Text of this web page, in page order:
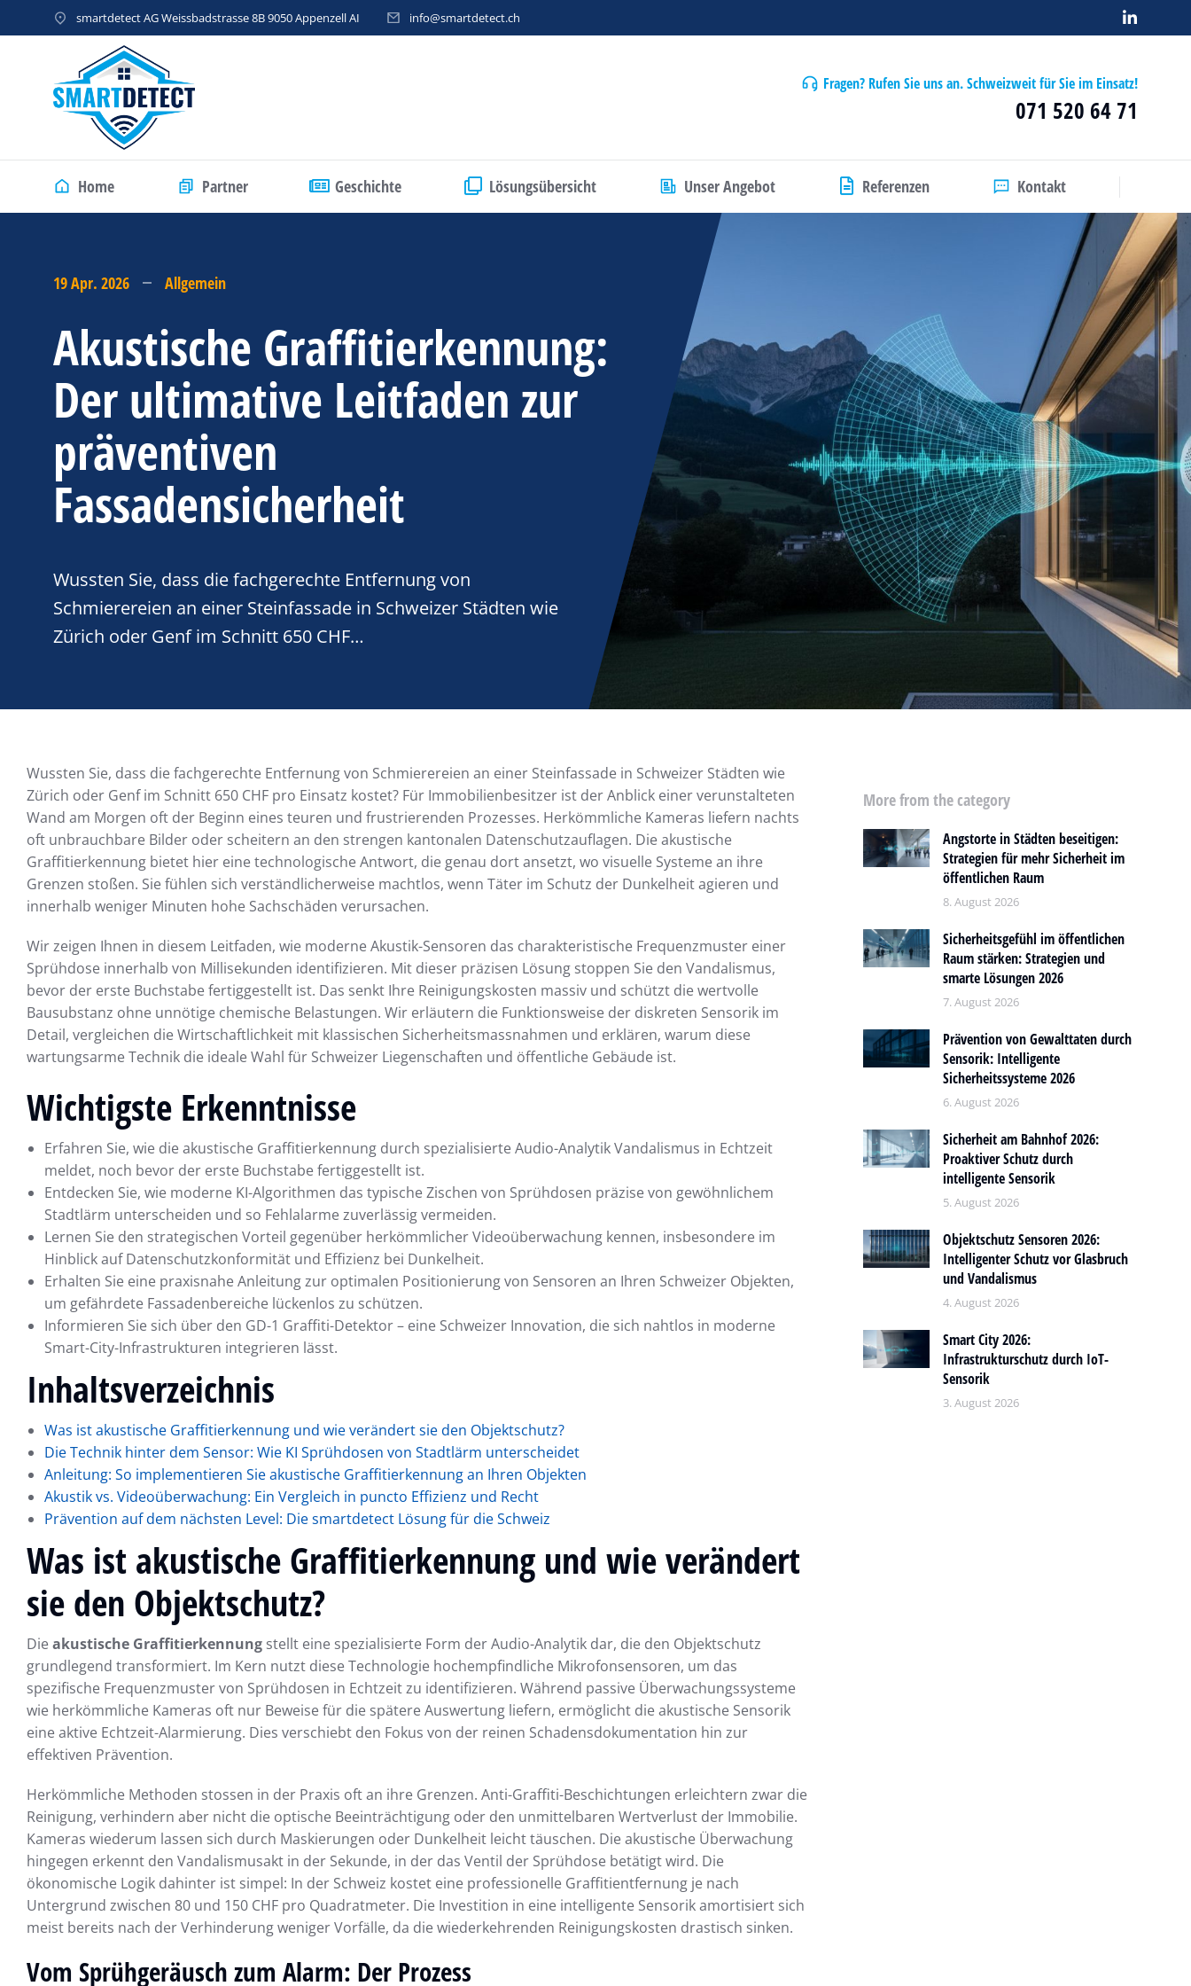
smartdetect AG Weissbadstrasse 8B 9050 Appenzell AI info@smartdetect.ch
Fragen? Rufen Sie uns an. Schweizweit für Sie im Einsatz!
071 520 64 71
Home Partner Geschichte Lösungsübersicht Unser Angebot Referenzen Kontakt
19 Apr. 2026 Allgemein
Akustische Graffitierkennung:
Der ultimative Leitfaden zur
präventiven
Fassadensicherheit
Wussten Sie, dass die fachgerechte Entfernung von
Schmierereien an einer Steinfassade in Schweizer Städten wie
Zürich oder Genf im Schnitt 650 CHF…
Wussten Sie, dass die fachgerechte Entfernung von Schmierereien an einer Steinfassade in Schweizer Städten wie
Zürich oder Genf im Schnitt 650 CHF pro Einsatz kostet? Für Immobilienbesitzer ist der Anblick einer verunstalteten
Wand am Morgen oft der Beginn eines teuren und frustrierenden Prozesses. Herkömmliche Kameras liefern nachts
oft unbrauchbare Bilder oder scheitern an den strengen kantonalen Datenschutzauflagen. Die akustische
Graffitierkennung bietet hier eine technologische Antwort, die genau dort ansetzt, wo visuelle Systeme an ihre
Grenzen stoßen. Sie fühlen sich verständlicherweise machtlos, wenn Täter im Schutz der Dunkelheit agieren und
innerhalb weniger Minuten hohe Sachschäden verursachen.
Wir zeigen Ihnen in diesem Leitfaden, wie moderne Akustik-Sensoren das charakteristische Frequenzmuster einer
Sprühdose innerhalb von Millisekunden identifizieren. Mit dieser präzisen Lösung stoppen Sie den Vandalismus,
bevor der erste Buchstabe fertiggestellt ist. Das senkt Ihre Reinigungskosten massiv und schützt die wertvolle
Bausubstanz ohne unnötige chemische Belastungen. Wir erläutern die Funktionsweise der diskreten Sensorik im
Detail, vergleichen die Wirtschaftlichkeit mit klassischen Sicherheitsmassnahmen und erklären, warum diese
wartungsarme Technik die ideale Wahl für Schweizer Liegenschaften und öffentliche Gebäude ist.
Wichtigste Erkenntnisse
Erfahren Sie, wie die akustische Graffitierkennung durch spezialisierte Audio-Analytik Vandalismus in Echtzeit
meldet, noch bevor der erste Buchstabe fertiggestellt ist.
Entdecken Sie, wie moderne KI-Algorithmen das typische Zischen von Sprühdosen präzise von gewöhnlichem
Stadtlärm unterscheiden und so Fehlalarme zuverlässig vermeiden.
Lernen Sie den strategischen Vorteil gegenüber herkömmlicher Videoüberwachung kennen, insbesondere im
Hinblick auf Datenschutzkonformität und Effizienz bei Dunkelheit.
Erhalten Sie eine praxisnahe Anleitung zur optimalen Positionierung von Sensoren an Ihren Schweizer Objekten,
um gefährdete Fassadenbereiche lückenlos zu schützen.
Informieren Sie sich über den GD-1 Graffiti-Detektor – eine Schweizer Innovation, die sich nahtlos in moderne
Smart-City-Infrastrukturen integrieren lässt.
Inhaltsverzeichnis
Was ist akustische Graffitierkennung und wie verändert sie den Objektschutz?
Die Technik hinter dem Sensor: Wie KI Sprühdosen von Stadtlärm unterscheidet
Anleitung: So implementieren Sie akustische Graffitierkennung an Ihren Objekten
Akustik vs. Videoüberwachung: Ein Vergleich in puncto Effizienz und Recht
Prävention auf dem nächsten Level: Die smartdetect Lösung für die Schweiz
Was ist akustische Graffitierkennung und wie verändert
sie den Objektschutz?
Dieakustische Graffitierkennung stellt eine spezialisierte Form der Audio-Analytik dar, die den Objektschutz
grundlegend transformiert. Im Kern nutzt diese Technologie hochempfindliche Mikrofonsensoren, um das
spezifische Frequenzmuster von Sprühdosen in Echtzeit zu identifizieren. Während passive Überwachungssysteme
wie herkömmliche Kameras oft nur Beweise für die spätere Auswertung liefern, ermöglicht die akustische Sensorik
eine aktive Echtzeit-Alarmierung. Dies verschiebt den Fokus von der reinen Schadensdokumentation hin zur
effektiven Prävention.
Herkömmliche Methoden stossen in der Praxis oft an ihre Grenzen. Anti-Graffiti-Beschichtungen erleichtern zwar die
Reinigung, verhindern aber nicht die optische Beeinträchtigung oder den unmittelbaren Wertverlust der Immobilie.
Kameras wiederum lassen sich durch Maskierungen oder Dunkelheit leicht täuschen. Die akustische Überwachung
hingegen erkennt den Vandalismusakt in der Sekunde, in der das Ventil der Sprühdose betätigt wird. Die
ökonomische Logik dahinter ist simpel: In der Schweiz kostet eine professionelle Graffitientfernung je nach
Untergrund zwischen 80 und 150 CHF pro Quadratmeter. Die Investition in eine intelligente Sensorik amortisiert sich
meist bereits nach der Verhinderung weniger Vorfälle, da die wiederkehrenden Reinigungskosten drastisch sinken.
Vom Sprühgeräusch zum Alarm: Der Prozess
More from the category
Angstorte in Städten beseitigen:
Strategien für mehr Sicherheit im
öffentlichen Raum
8. August 2026
Sicherheitsgefühl im öffentlichen
Raum stärken: Strategien und
smarte Lösungen 2026
7. August 2026
Prävention von Gewalttaten durch
Sensorik: Intelligente
Sicherheitssysteme 2026
6. August 2026
Sicherheit am Bahnhof 2026:
Proaktiver Schutz durch
intelligente Sensorik
5. August 2026
Objektschutz Sensoren 2026:
Intelligenter Schutz vor Glasbruch
und Vandalismus
4. August 2026
Smart City 2026:
Infrastrukturschutz durch IoT-
Sensorik
3. August 2026